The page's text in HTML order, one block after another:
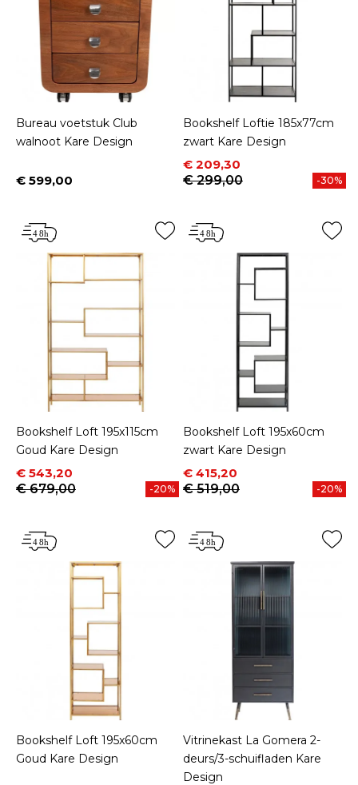
Bureau voetstuk Club
walnoot Kare Design
Prijs
€ 599,00
Bookshelf Loftie 185x77cm
zwart Kare Design
Prijs
€ 209,30
Normale prijs
€ 299,00
-30%
Bookshelf Loft 195x115cm
Goud Kare Design
Prijs
€ 543,20
Normale prijs
€ 679,00
-20%
Bookshelf Loft 195x60cm
zwart Kare Design
Prijs
€ 415,20
Normale prijs
€ 519,00
-20%
Bookshelf Loft 195x60cm
Goud Kare Design
Vitrinekast La Gomera 2-
deurs/3-schuifladen Kare
Design